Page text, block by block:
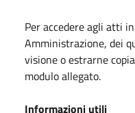
Per accedere agli atti
Amministrazione, dei
visione o estrarne
modulo allegato.
Informazioni utili